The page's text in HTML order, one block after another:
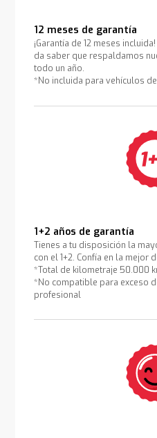
12 meses de garantía
¡Garantía de 12 meses
da saber que respaldamos
todo un año.
*No incluida para vehículos
1+2 años de garantía
Tienes a tu disposición la
con el 1+2. Confía en la mejor
*Total de kilometraje 50.000
*No compatible para exceso
profesional